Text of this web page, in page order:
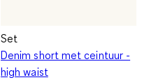
Set
Denim short met ceintuur -
high waist